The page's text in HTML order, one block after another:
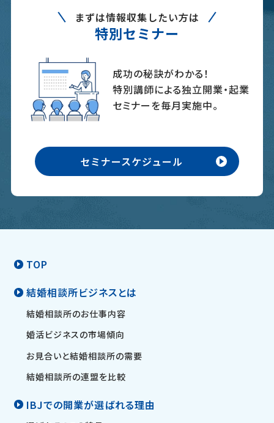
まずは情報収集したい方は
特別セミナー
成功の秘訣がわかる！
特別講師による独立開業・起業
セミナーを毎月実施中。
セミナースケジュール
TOP
結婚相談所ビジネスとは
結婚相談所のお仕事内容
婚活ビジネスの市場傾向
お見合いと結婚相談所の需要
結婚相談所の連盟を比較
IBJでの開業が選ばれる理由